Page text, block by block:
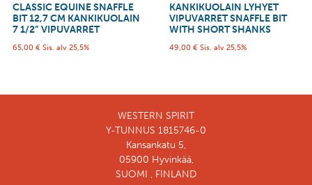
CLASSIC EQUINE SNAFFLE
BIT 12,7 CM KANKIKUOLAIN
7 1/2” VIPUVARRET
65,00 € Sis. alv 25,5%
KANKIKUOLAIN LYHYET
VIPUVARRET SNAFFLE BIT
WITH SHORT SHANKS
49,00 € Sis. alv 25,5%
WESTERN SPIRIT
Y-TUNNUS 1815746-0
Kansankatu 5,
05900 Hyvinkää,
SUOMI , FINLAND